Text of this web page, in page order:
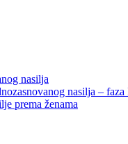
nasilja
nasilja – faza
prema ženama